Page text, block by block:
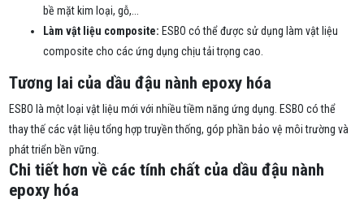
bề mặt kim loại, gỗ,...
Làm vật liệu composite: ESBO có thể được sử dụng làm vật liệu
composite cho các ứng dụng chịu tải trọng cao.
Tương lai của dầu đậu nành epoxy hóa
ESBO là một loại vật liệu mới với nhiều tiềm năng ứng dụng. ESBO có thể
thay thế các vật liệu tổng hợp truyền thống, góp phần bảo vệ môi trường và
phát triển bền vững.
Chi tiết hơn về các tính chất của dầu đậu nành
epoxy hóa